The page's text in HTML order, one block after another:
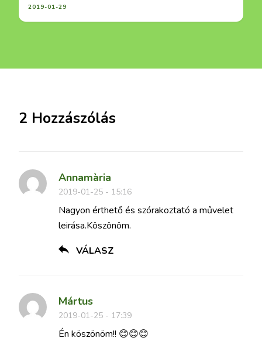
2019-01-29
2 Hozzászólás
Annamària
2019-01-25 - 15:16
Nagyon érthető és szórakoztató a művelet
leirása.Köszönöm.
VÁLASZ
Mártus
2019-01-25 - 17:39
Én köszönöm!! 😊😊😊